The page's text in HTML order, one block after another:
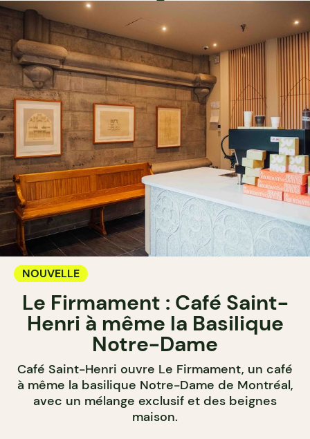
NOUVELLE
Le Firmament : Café Saint-
Henri à même la Basilique
Notre-Dame
Café Saint-Henri ouvre Le Firmament, un café
à même la basilique Notre-Dame de Montréal,
avec un mélange exclusif et des beignes
maison.